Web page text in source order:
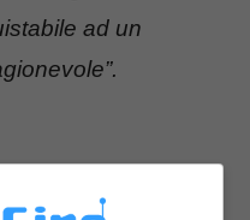
ad un